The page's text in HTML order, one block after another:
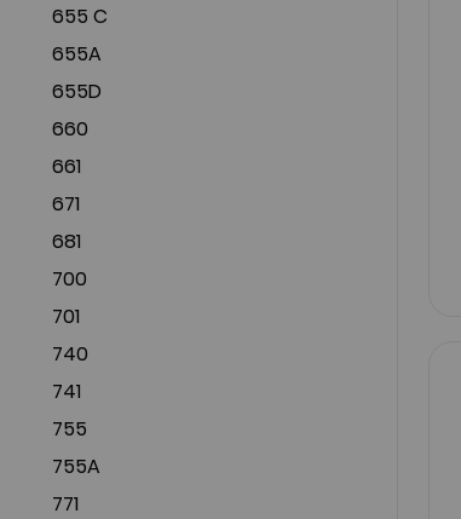
655 C
655A
655D
660
661
671
681
700
701
740
741
755
755A
771